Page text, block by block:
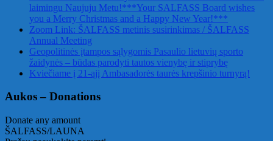
laimingu Naujuju Metu!***Your SALFASS Board wishes
you a Merry Christmas and a Happy New Year!***
Zoom Link: ŠALFASS metinis susirinkimas / ŠALFASS
Annual Meeting
Geopolitinės įtampos sąlygomis Pasaulio lietuvių sporto
žaidynės – būdas parodyti tautos vienybę ir stiprybę
Kviečiame į 21-ąjį Ambasadorės taurės krepšinio turnyrą!
Aukos – Donations
Donate any amount
ŠALFASS/LAUNA